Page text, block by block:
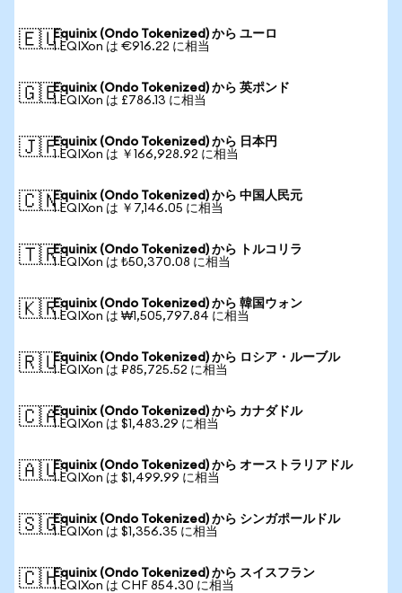
🇪🇺Equinix (Ondo Tokenized) から ユーロ
1 EQIXon は €916.22 に相当
🇬🇧Equinix (Ondo Tokenized) から 英ポンド
1 EQIXon は £786.13 に相当
🇯🇵Equinix (Ondo Tokenized) から 日本円
1 EQIXon は ￥166,928.92 に相当
🇨🇳Equinix (Ondo Tokenized) から 中国人民元
1 EQIXon は ￥7,146.05 に相当
🇹🇷Equinix (Ondo Tokenized) から トルコリラ
1 EQIXon は ₺50,370.08 に相当
🇰🇷Equinix (Ondo Tokenized) から 韓国ウォン
1 EQIXon は ₩1,505,797.84 に相当
🇷🇺Equinix (Ondo Tokenized) から ロシア・ルーブル
1 EQIXon は ₽85,725.52 に相当
🇨🇦Equinix (Ondo Tokenized) から カナダドル
1 EQIXon は $1,483.29 に相当
🇦🇺Equinix (Ondo Tokenized) から オーストラリアドル
1 EQIXon は $1,499.99 に相当
🇸🇬Equinix (Ondo Tokenized) から シンガポールドル
1 EQIXon は $1,356.35 に相当
🇨🇭Equinix (Ondo Tokenized) から スイスフラン
1 EQIXon は CHF 854.30 に相当